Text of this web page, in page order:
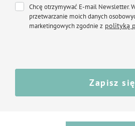
Chcę otrzymywać E-mail Newsletter.
przetwarzanie moich danych
marketingowych zgodnie z polityką
Zapisz się